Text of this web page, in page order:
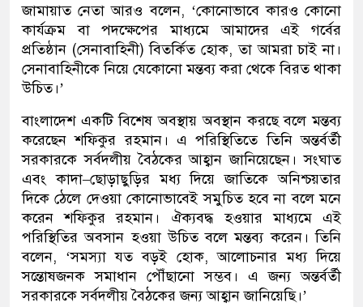
জামায়াত নেতা আরও বলেন, ‘কোনোভাবে কারও কোনো
কার্যক্রম বা পদক্ষেপের মাধ্যমে আমাদের এই গর্বের
প্রতিষ্ঠান (সেনাবাহিনী) বিতর্কিত হোক, তা আমরা চাই না।
সেনাবাহিনীকে নিয়ে যেকোনো মন্তব্য করা থেকে বিরত থাকা
উচিত।’
বাংলাদেশ একটি বিশেষ অবস্থায় অবস্থান করছে বলে মন্তব্য
করেছেন শফিকুর রহমান। এ পরিস্থিতিতে তিনি অন্তর্বর্তী
সরকারকে সর্বদলীয় বৈঠকের আহ্বান জানিয়েছেন। সংঘাত
এবং কাদা–ছোড়াছুড়ির মধ্য দিয়ে জাতিকে অনিশ্চয়তার
দিকে ঠেলে দেওয়া কোনোভাবেই সমুচিত হবে না বলে মনে
করেন শফিকুর রহমান। ঐক্যবদ্ধ হওয়ার মাধ্যমে এই
পরিস্থিতির অবসান হওয়া উচিত বলে মন্তব্য করেন। তিনি
বলেন, ‘সমস্যা যত বড়ই হোক, আলোচনার মধ্য দিয়ে
সন্তোষজনক সমাধান পৌঁছানো সম্ভব। এ জন্য অন্তর্বর্তী
সরকারকে সর্বদলীয় বৈঠকের জন্য আহ্বান জানিয়েছি।’